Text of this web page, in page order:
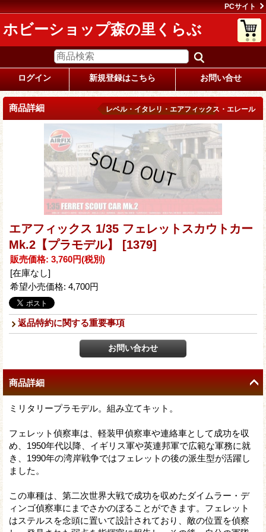
PCサイト
ホビーショップ森の里くらぶ
ログイン 新規登録はこちら お問い合せ
商品詳細 レベル・イタレリ・エアフィックス・エレール
エアフィックス 1/35 フェレットスカウトカー
Mk.2【プラモデル】
[1379]
販売価格: 3,760円(税別)
[在庫なし]
希望小売価格: 4,700円
返品特約に関する重要事項
商品詳細
ミリタリープラモデル。組み立てキット。
フェレット偵察車は、軽装甲偵察車や連絡車として成功を収
め、1950年代以降、イギリス軍や英連邦軍で広範な軍務に就
き、1990年の湾岸戦争ではフェレットの後の派生型が活躍し
ました。
この車種は、第二次世界大戦で成功を収めたダイムラー・デ
ィンゴ偵察車にまでさかのぼることができます。フェレット
はステルスを念頭に置いて設計されており、敵の位置を偵察